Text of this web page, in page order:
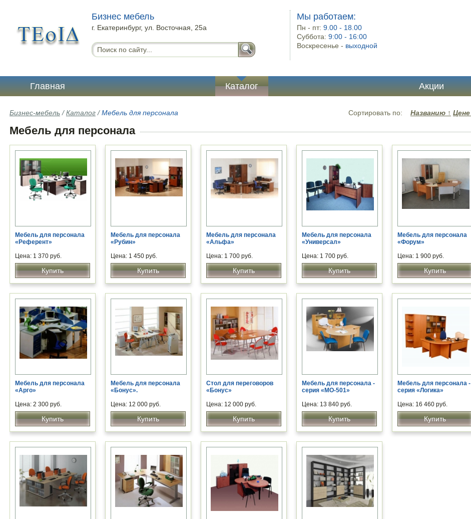
Бизнес мебель
г. Екатеринбург, ул. Восточная, 25а
Мы работаем:
Пн - пт:9.00 - 18.00
Суббота:9:00 - 16:00
Воскресенье - выходной
Главная Каталог Акции
Сортировать по: Названию ↑ Цене
Бизнес-мебель /Каталог /Мебель для персонала
Мебель для персонала
Мебель для персонала
«Референт»
Цена: 1 370 руб.
Купить
Мебель для персонала
«Рубин»
Цена: 1 450 руб.
Купить
Мебель для персонала
«Альфа»
Цена: 1 700 руб.
Купить
Мебель для персонала
«Универсал»
Цена: 1 700 руб.
Купить
Мебель для персонала
«Форум»
Цена: 1 900 руб.
Купить
Мебель для персонала
«Арго»
Цена: 2 300 руб.
Купить
Мебель для персонала
«Бонус».
Цена: 12 000 руб.
Купить
Стол для переговоров
«Бонус»
Цена: 12 000 руб.
Купить
Мебель для персонала -
серия «МО-501»
Цена: 13 840 руб.
Купить
Мебель для персонала -
серия «Логика»
Цена: 16 460 руб.
Купить